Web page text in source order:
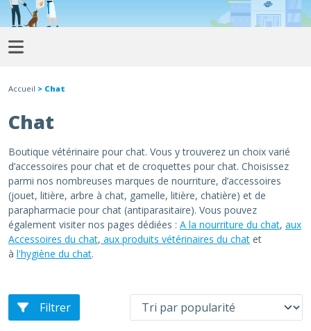
Accueil > Chat
Chat
Boutique vétérinaire pour chat. Vous y trouverez un choix varié
d’accessoires pour chat et de croquettes pour chat. Choisissez
parmi nos nombreuses marques de nourriture, d’accessoires
(jouet, litière, arbre à chat, gamelle, litière, chatière) et de
parapharmacie pour chat (antiparasitaire). Vous pouvez
également visiter nos pages dédiées : A la nourriture du chat, aux
Accessoires du chat, aux produits vétérinaires du chat et
à l'hygiène du chat.
Filtrer